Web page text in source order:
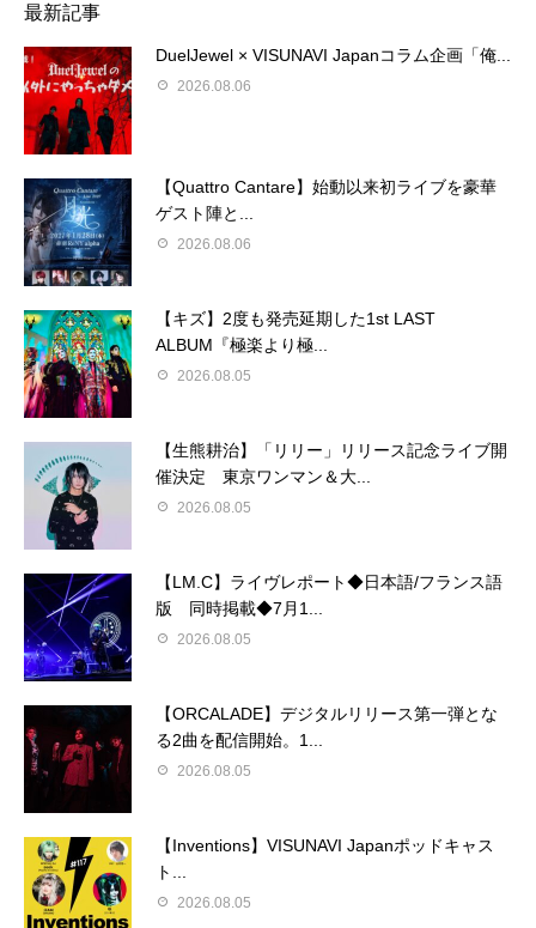
最新記事
DuelJewel × VISUNAVI Japanコラム企画「俺...
2026.08.06
【Quattro Cantare】始動以来初ライブを豪華
ゲスト陣と...
2026.08.06
【キズ】2度も発売延期した1st LAST
ALBUM『極楽より極...
2026.08.05
【生熊耕治】「リリー」リリース記念ライブ開
催決定 東京ワンマン＆大...
2026.08.05
【LM.C】ライヴレポート◆日本語/フランス語
版 同時掲載◆7月1...
2026.08.05
【ORCALADE】デジタルリリース第一弾とな
る2曲を配信開始。1...
2026.08.05
【Inventions】VISUNAVI Japanポッドキャス
ト...
2026.08.05